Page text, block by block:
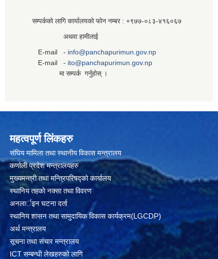
सम्पर्कको लागि कार्यालयको फोन नम्बर : +९७७-०८३‍-४१६०६७
अथवा हामीलाई
E-mail - info@panchapurimun.gov.np
E-mail - ito@panchapurimun.gov.np
मा सम्पर्क गर्नुहोस् ।
महत्वपूर्ण लिंकहरु
संघिय मामिला तथा स्थानीय विकास मन्त्रालय
कर्णाली प्रदेश मन्त्रालयहरु
मुख्यमन्त्री तथा मन्त्रिपरिषद्को कार्यालय
स्थानिय तहकाे नक्सा तथा विवरण
अनलार्इन घटना दर्ता
स्थानिय शासन तथा सामुदायिक विकास कार्यक्रम(LGCDP)
अर्थ मन्त्रालय
सूचना तथा संचार मन्त्रालय
ICT सम्बन्धी लेखहरुको लागि